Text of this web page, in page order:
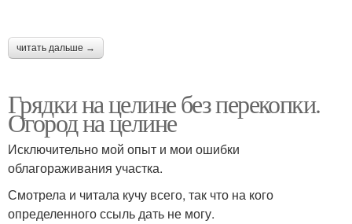
читать дальше →
Грядки на целине без перекопки.
Огород на целине
Исключительно мой опыт и мои ошибки
облагораживания участка.
Смотрела и читала кучу всего, так что на кого
определенного ссыль дать не могу.